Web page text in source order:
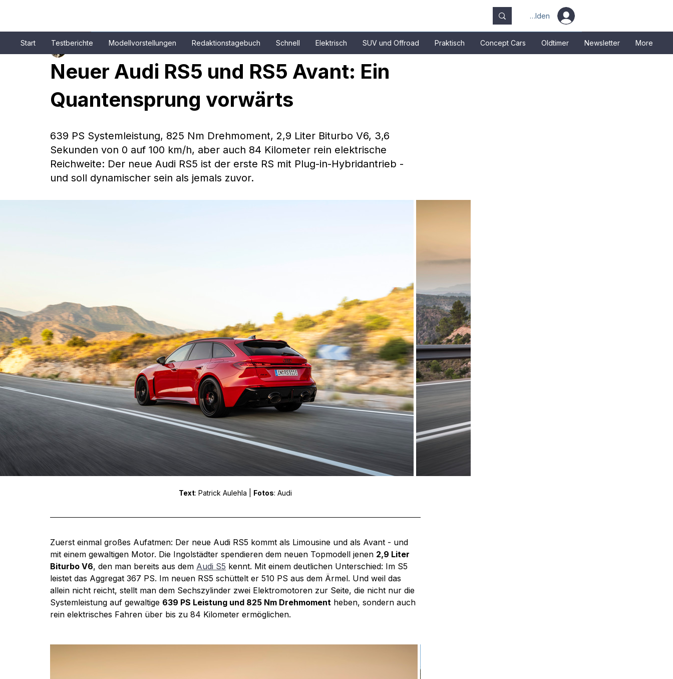
Anmelden
Start Testberichte Modellvorstellungen Redaktionstagebuch Schnell Elektrisch SUV und Offroad Praktisch Concept Cars Oldtimer Newsletter More
4 Min. Lesezeit
Neuer Audi RS5 und RS5 Avant: Ein
Quantensprung vorwärts
639 PS Systemleistung, 825 Nm Drehmoment, 2,9 Liter Biturbo V6, 3,6
Sekunden von 0 auf 100 km/h, aber auch 84 Kilometer rein elektrische
Reichweite: Der neue Audi RS5 ist der erste RS mit Plug-in-Hybridantrieb -
und soll dynamischer sein als jemals zuvor.
Text: Patrick Aulehla | Fotos: Audi
Zuerst einmal großes Aufatmen: Der neue Audi RS5 kommt als Limousine und als Avant - und
mit einem gewaltigen Motor. Die Ingolstädter spendieren dem neuen Topmodell jenen 2,9 Liter
Biturbo V6, den man bereits aus dem Audi S5 kennt. Mit einem deutlichen Unterschied: Im S5
leistet das Aggregat 367 PS. Im neuen RS5 schüttelt er 510 PS aus dem Ärmel. Und weil das
allein nicht reicht, stellt man dem Sechszylinder zwei Elektromotoren zur Seite, die nicht nur die
Systemleistung auf gewaltige 639 PS Leistung und 825 Nm Drehmoment heben, sondern auch
rein elektrisches Fahren über bis zu 84 Kilometer ermöglichen.